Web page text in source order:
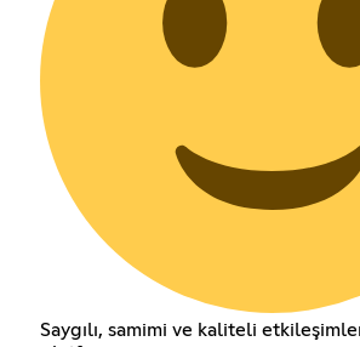
Saygılı, samimi ve kaliteli